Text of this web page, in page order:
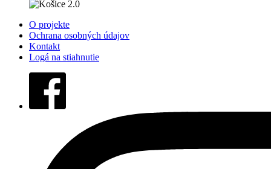
O projekte
Ochrana osobných údajov
Kontakt
Logá na stiahnutie